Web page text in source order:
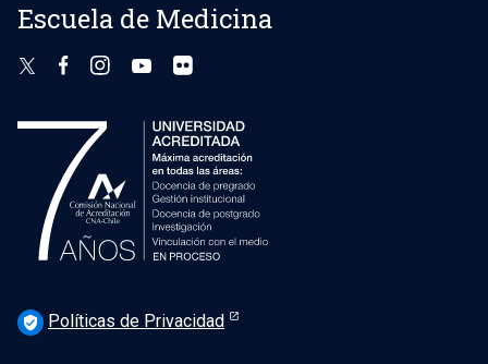
Escuela de Medicina
verified_user Políticas de Privacidad